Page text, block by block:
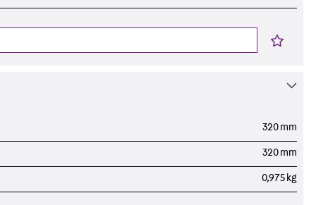
320 mm
320 mm
0,975 kg